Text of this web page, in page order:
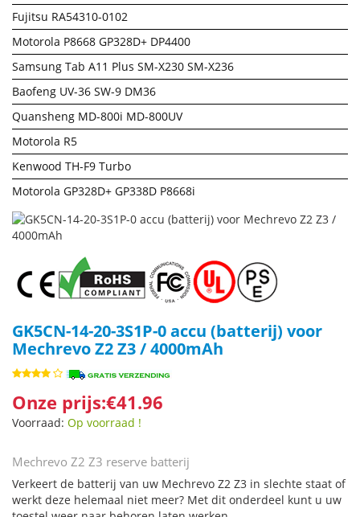
Fujitsu RA54310-0102
Motorola P8668 GP328D+ DP4400
Samsung Tab A11 Plus SM-X230 SM-X236
Baofeng UV-36 SW-9 DM36
Quansheng MD-800i MD-800UV
Motorola R5
Kenwood TH-F9 Turbo
Motorola GP328D+ GP338D P8668i
GK5CN-14-20-3S1P-0 accu (batterij) voor
Mechrevo Z2 Z3 / 4000mAh
Onze prijs:€41.96
Voorraad: Op voorraad !
Mechrevo Z2 Z3 reserve batterij
Verkeert de batterij van uw Mechrevo Z2 Z3 in slechte staat of
werkt deze helemaal niet meer? Met dit onderdeel kunt u uw